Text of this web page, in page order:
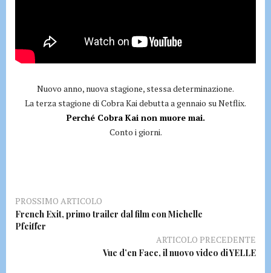
Nuovo anno, nuova stagione, stessa determinazione.
La terza stagione di Cobra Kai debutta a gennaio su Netflix.
Perché Cobra Kai non muore mai.
Conto i giorni.
PROSSIMO ARTICOLO
French Exit, primo trailer dal film con Michelle
Pfeiffer
ARTICOLO PRECEDENTE
Vue d’en Face, il nuovo video di YELLE